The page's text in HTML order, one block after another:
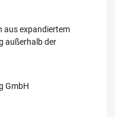
aus expandiertem
außerhalb der
GmbH